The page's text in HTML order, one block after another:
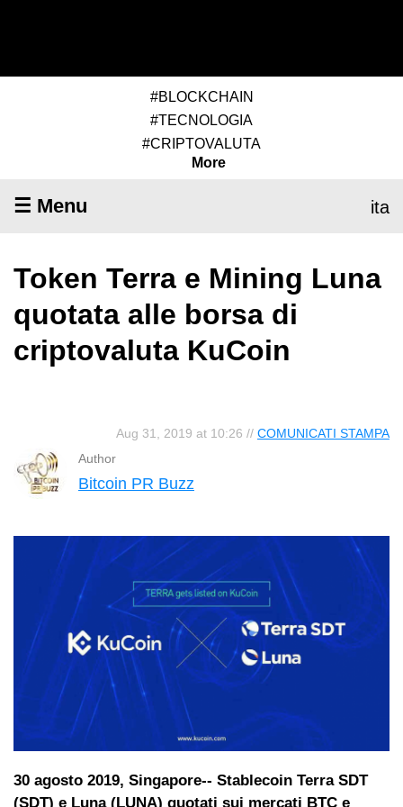
#BLOCKCHAIN
#TECNOLOGIA
#CRIPTOVALUTA
More
☰ Menu ita
Token Terra e Mining Luna
quotata alle borsa di
criptovaluta KuCoin
Aug 31, 2019 at 10:26 // COMUNICATI STAMPA
Author
Bitcoin PR Buzz
30 agosto 2019, Singapore-- Stablecoin Terra SDT
(SDT) e Luna (LUNA) quotati sui mercati BTC e